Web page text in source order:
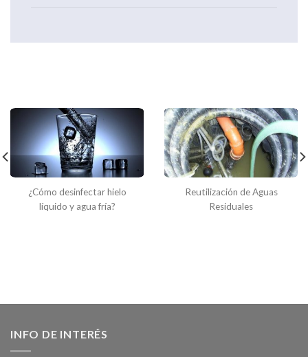
¿Cómo desinfectar hielo
líquido y agua fría?
Reutilización de Aguas
Residuales
INFO DE INTERÉS